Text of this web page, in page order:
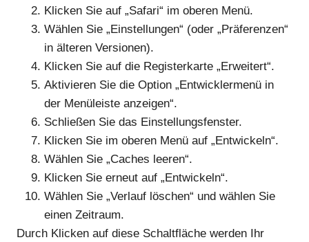
Klicken Sie auf „Safari“ im oberen Menü.
Wählen Sie „Einstellungen“ (oder „Präferenzen“
in älteren Versionen).
Klicken Sie auf die Registerkarte „Erweitert“.
Aktivieren Sie die Option „Entwicklermenü in
der Menüleiste anzeigen“.
Schließen Sie das Einstellungsfenster.
Klicken Sie im oberen Menü auf „Entwickeln“.
Wählen Sie „Caches leeren“.
Klicken Sie erneut auf „Entwickeln“.
Wählen Sie „Verlauf löschen“ und wählen Sie
einen Zeitraum.
Durch Klicken auf diese Schaltfläche werden Ihr